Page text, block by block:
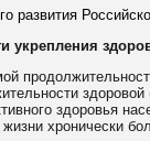
развития
укрепления
здоровой
здоровья
хронически